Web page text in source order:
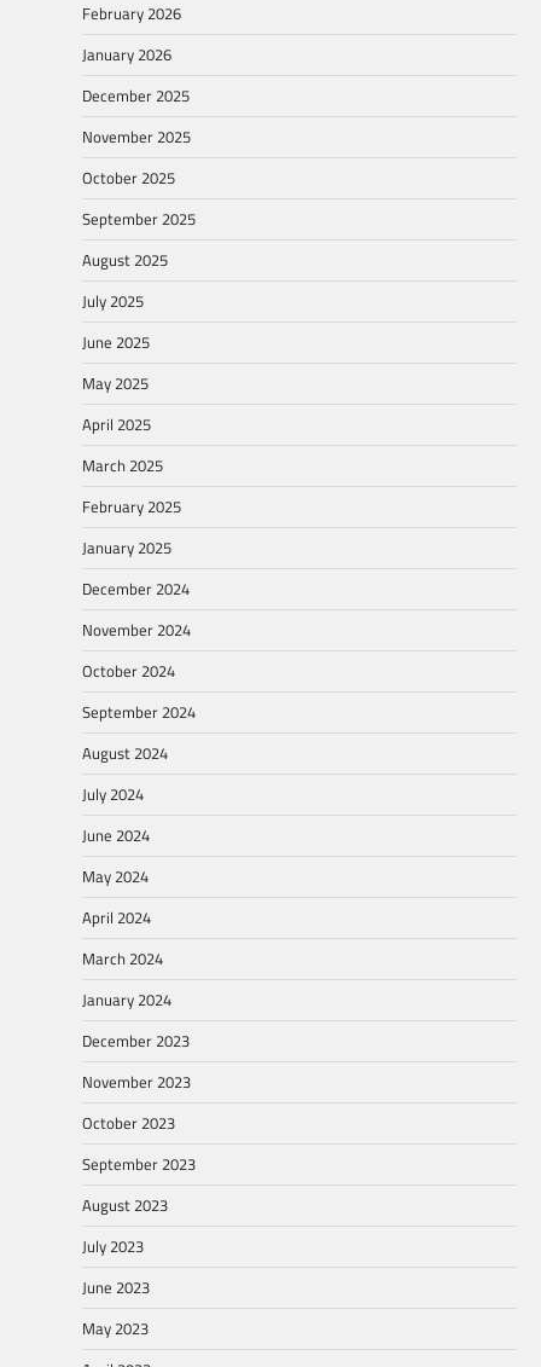
February 2026
January 2026
December 2025
November 2025
October 2025
September 2025
August 2025
July 2025
June 2025
May 2025
April 2025
March 2025
February 2025
January 2025
December 2024
November 2024
October 2024
September 2024
August 2024
July 2024
June 2024
May 2024
April 2024
March 2024
January 2024
December 2023
November 2023
October 2023
September 2023
August 2023
July 2023
June 2023
May 2023